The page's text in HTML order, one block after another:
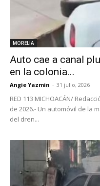
MORELIA
Auto cae a canal
en la colonia...
Angie Yazmin - 31 julio, 2026
RED 113 MICHOACÁN/
de 2026.- Un automóvil de la
del dren...